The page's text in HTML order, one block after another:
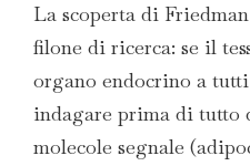
La scoperta di
filone di ricerca: se il
organo endocrino a
indagare prima di tutto
molecole segnale